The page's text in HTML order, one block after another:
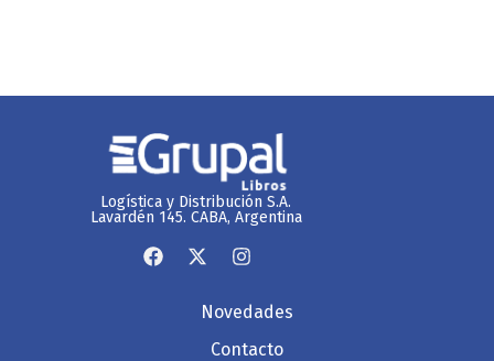
Logística y Distribución S.A.
Lavardén 145. CABA, Argentina
Novedades
Contacto